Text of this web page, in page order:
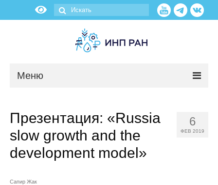
Меню
О нас
Об институте
6
ФЕВ 2019
Презентация: «Russia
slow growth and the
development model»
Сапир Жак